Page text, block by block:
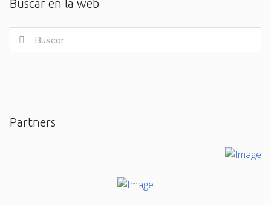
Buscar en la web
for:
Buscar
Partners